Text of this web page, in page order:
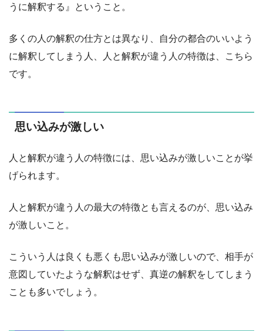
うに解釈する』ということ。
多くの人の解釈の仕方とは異なり、自分の都合のいいよう
に解釈してしまう人、人と解釈が違う人の特徴は、こちら
です。
思い込みが激しい
人と解釈が違う人の特徴には、思い込みが激しいことが挙
げられます。
人と解釈が違う人の最大の特徴とも言えるのが、思い込み
が激しいこと。
こういう人は良くも悪くも思い込みが激しいので、相手が
意図していたような解釈はせず、真逆の解釈をしてしまう
ことも多いでしょう。